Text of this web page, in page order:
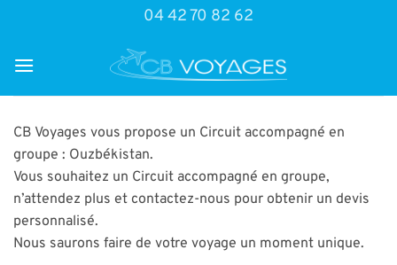
04 42 70 82 62
CB Voyages vous propose un Circuit accompagné en
groupe : Ouzbékistan.
Vous souhaitez un Circuit accompagné en groupe,
n’attendez plus et contactez-nous pour obtenir un devis
personnalisé.
Nous saurons faire de votre voyage un moment unique.